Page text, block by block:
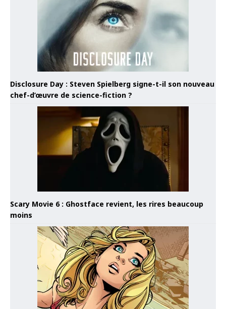
Disclosure Day : Steven Spielberg signe-t-il son nouveau
chef-d’œuvre de science-fiction ?
Scary Movie 6 : Ghostface revient, les rires beaucoup
moins